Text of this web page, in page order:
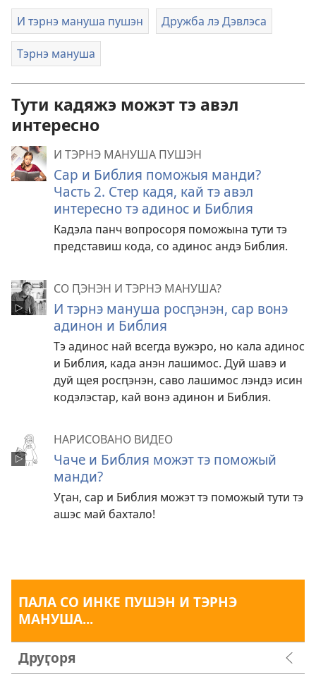
И тэрнэ мануша пушэн Дружба лэ Дэвлэса
Тэрнэ мануша
Тути кадяжэ можэт тэ авэл
интересно
И ТЭРНЭ МАНУША ПУШЭН
Сар и Библия поможыя манди?
Часть 2. Стер кадя, кай тэ авэл
интересно тэ адинос и Библия
Кадэла панч вопросоря поможына тути тэ
представиш кода, со адинос андэ Библия.
СО ԤЭНЭН И ТЭРНЭ МАНУША?
И тэрнэ мануша росԥэнэн, сар вонэ
адинон и Библия
Тэ адинос най всегда вужэро, но кала адинос
и Библия, када анэн лашимос. Дуй шавэ и
дуй щея росԥэнэн, саво лашимос лэндэ исин
кодэлэстар, кай вонэ адинон и Библия.
НАРИСОВАНО ВИДЕО
Чаче и Библия можэт тэ поможый
манди?
Уӷан, сар и Библия можэт тэ поможый тути тэ
ашэс май бахтало!
ПАЛА СО ИНКЕ ПУШЭН И ТЭРНЭ
МАНУША...
Друӷоря